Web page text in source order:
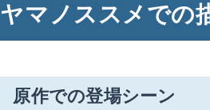
ヤマノススメでの
原作での登場シーン